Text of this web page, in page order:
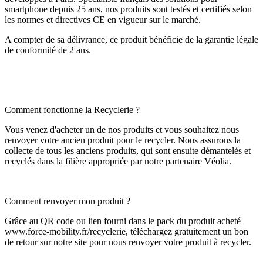
smartphone depuis 25 ans, nos produits sont testés et certifiés selon
les normes et directives CE en vigueur sur le marché.
A compter de sa délivrance, ce produit bénéficie de la garantie légale
de conformité de 2 ans.
Comment fonctionne la Recyclerie ?
Vous venez d'acheter un de nos produits et vous souhaitez nous
renvoyer votre ancien produit pour le recycler. Nous assurons la
collecte de tous les anciens produits, qui sont ensuite démantelés et
recyclés dans la filière appropriée par notre partenaire Véolia.
Comment renvoyer mon produit ?
Grâce au QR code ou lien fourni dans le pack du produit acheté
www.force-mobility.fr/recyclerie, téléchargez gratuitement un bon
de retour sur notre site pour nous renvoyer votre produit à recycler.